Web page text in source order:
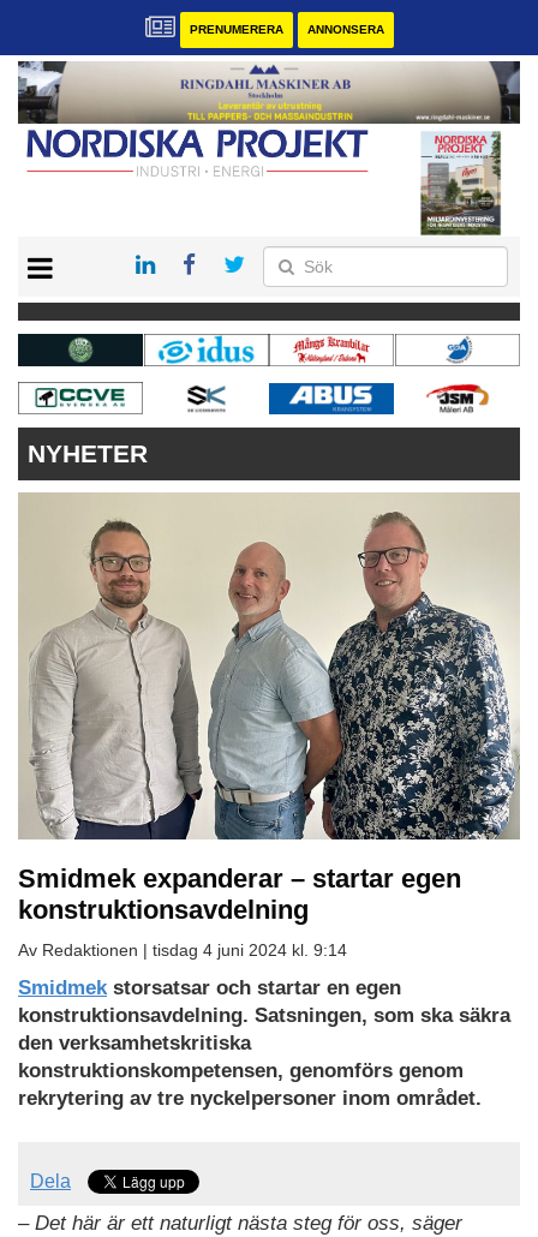
PRENUMERERA ANNONSERA
KONTAKT
VÅRA ANDRA MAGASIN
PRENUMERERA
ANNONSERA
NYHETER
Smidmek expanderar – startar egen
konstruktionsavdelning
Av Redaktionen | tisdag 4 juni 2024 kl. 9:14
Smidmek storsatsar och startar en egen
konstruktionsavdelning. Satsningen, som ska säkra
den verksamhetskritiska
konstruktionskompetensen, genomförs genom
rekrytering av tre nyckelpersoner inom området.
Dela
– Det här är ett naturligt nästa steg för oss, säger